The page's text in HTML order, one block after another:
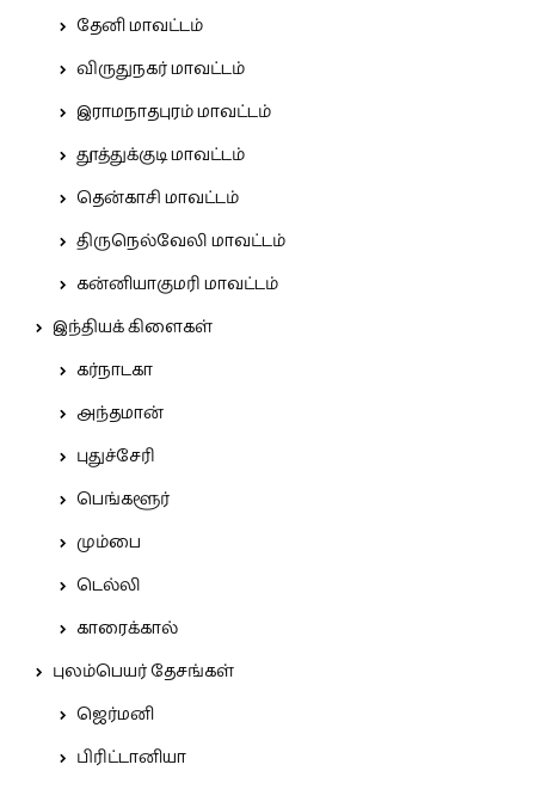
தேனி மாவட்டம்
விருதுநகர் மாவட்டம்
இராமநாதபுரம் மாவட்டம்
தூத்துக்குடி மாவட்டம்
தென்காசி மாவட்டம்
திருநெல்வேலி மாவட்டம்
கன்னியாகுமரி மாவட்டம்
இந்தியக் கிளைகள்
கர்நாடகா
அந்தமான்
புதுச்சேரி
பெங்களூர்
மும்பை
டெல்லி
காரைக்கால்
புலம்பெயர் தேசங்கள்
ஜெர்மனி
பிரிட்டானியா